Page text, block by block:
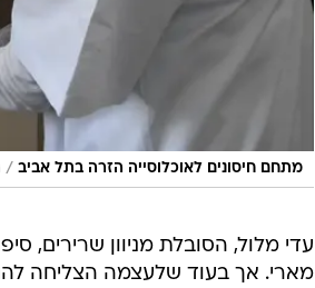
מתחם חיסונים לאוכלוסייה הזרה בתל אביב /
עדי מלול, הסובלת מניוון שרירים,
מארי. אך בעוד שלעצמה הצליחה